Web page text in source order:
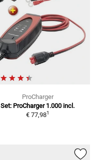
ProCharger
Set: ProCharger 1.000 incl.
€ 77,981